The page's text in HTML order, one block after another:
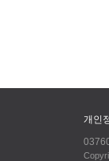
개인